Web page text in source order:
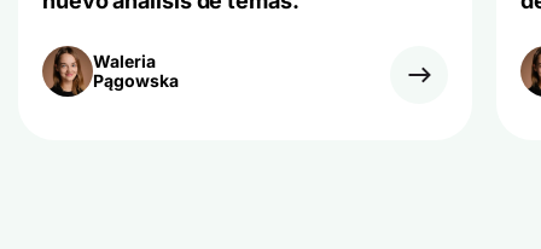
Waleria
Pągowska